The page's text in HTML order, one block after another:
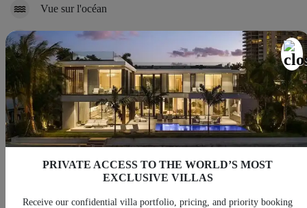
Vue sur l'océan
Piscine
Carte
PRIVATE ACCESS TO THE WORLD’S MOST
EXCLUSIVE VILLAS
Receive our confidential villa portfolio, pricing, and priority booking